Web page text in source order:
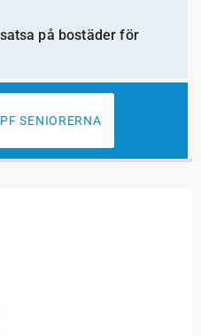
på bostäder för
SENIORERNA